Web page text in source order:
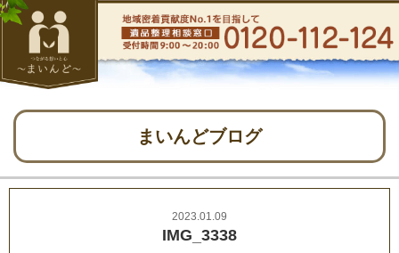
まいんどブログ
2023.01.09
IMG_3338